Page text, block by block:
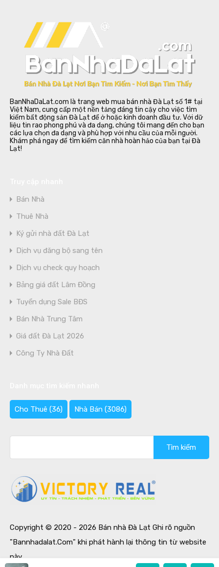
BanNhaDaLat.com là trang web mua bán nhà Đà Lạt số 1# tại
Việt Nam, cung cấp một nền tảng đáng tin cậy cho việc tìm
kiếm bất động sản Đà Lạt để ở hoặc kinh doanh đầu tư. Với dữ
liệu tin rao phong phú và đa dạng, chúng tôi mang đến cho bạn
các lựa chọn đa dạng và phù hợp với nhu cầu của mỗi người.
Khám phá ngay để tìm kiếm căn nhà hoàn hảo của bạn tại Đà
Lạt!
Bán Nhà
Thuê Nhà
Ký gửi nhà đất Đà Lạt
Dịch vụ đăng bộ sang tên
Dịch vụ check quy hoạch
Bảng giá đất Lâm Đồng
Tuyển dụng Sale BĐS
Bán Nhà Trung Tâm
Giá đất Đà Lạt 2026
Công Ty Nhà Đất
Cho Thuê (36) Nhà Bán (3086)
kiếm
cho:
Copyright © 2020 - 2026 Bán nhà Đà Lạt Ghi rõ nguồn
"Bannhadalat.Com" khi phát hành lại thông tin từ website
này.